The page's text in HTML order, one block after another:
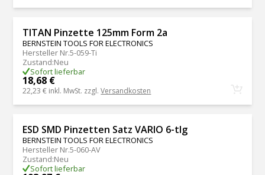
TITAN Pinzette 125mm Form 2a
BERNSTEIN TOOLS FOR ELECTRONICS
Hersteller Nr.5-059-Ti
Zustand:Neu
Sofort lieferbar
18,68 €
22,23 € inkl. MwSt. zzgl.Versandkosten
ESD SMD Pinzetten Satz VARIO 6-tlg
BERNSTEIN TOOLS FOR ELECTRONICS
Hersteller Nr.5-060-AV
Zustand:Neu
Sofort lieferbar